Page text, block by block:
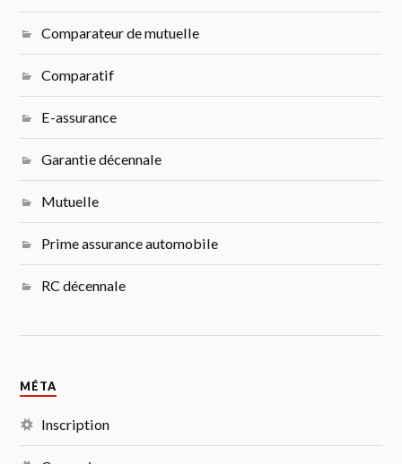
Comparateur de mutuelle
Comparatif
E-assurance
Garantie décennale
Mutuelle
Prime assurance automobile
RC décennale
MÉTA
Inscription